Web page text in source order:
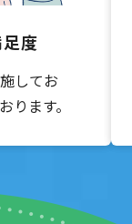
ました！
度
してお
ります。